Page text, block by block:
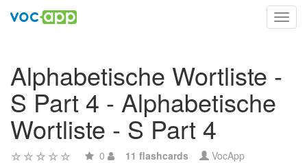
Alphabetische Wortliste -
S Part 4 - Alphabetische
Wortliste - S Part 4
0 11 flashcards VocApp